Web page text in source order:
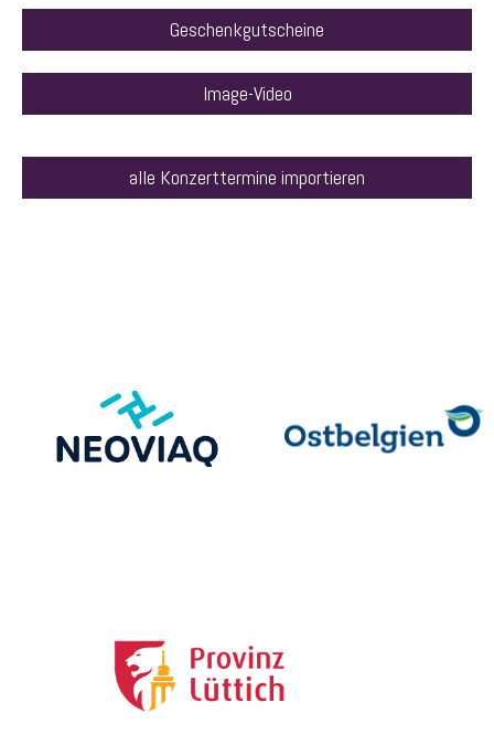
Geschenkgutscheine
Image-Video
alle Konzerttermine importieren